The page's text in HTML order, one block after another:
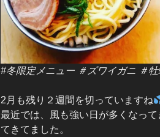
#冬限定メニュー ＃ズワイガニ ＃
2月も残り２週間を切っていますね
最近では、風も強い日が多くなっ
てきてました。